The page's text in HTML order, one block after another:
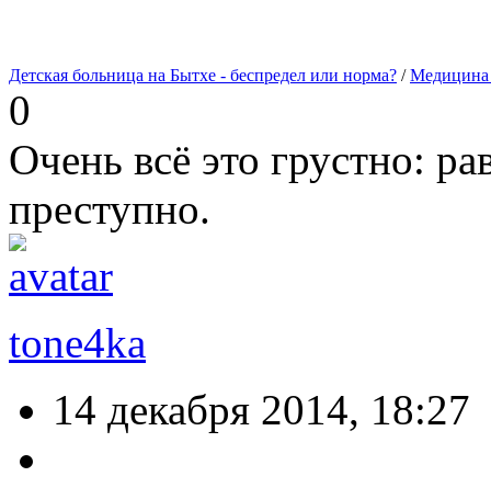
Детская больница на Бытхе - беспредел или норма? /
0
Очень всё это грустно:
преступно.
tone4ka
14 декабря 2014, 18:27